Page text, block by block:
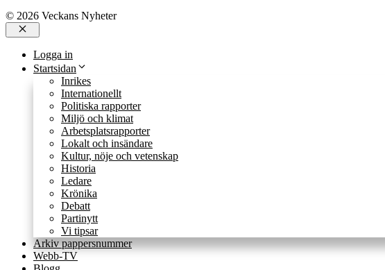
© 2026 Veckans Nyheter
Stäng
Logga in
Startsidan
Inrikes
Internationellt
Politiska rapporter
Miljö och klimat
Arbetsplatsrapporter
Lokalt och insändare
Kultur, nöje och vetenskap
Historia
Ledare
Krönika
Debatt
Partinytt
Vi tipsar
Arkiv pappersnummer
Webb-TV